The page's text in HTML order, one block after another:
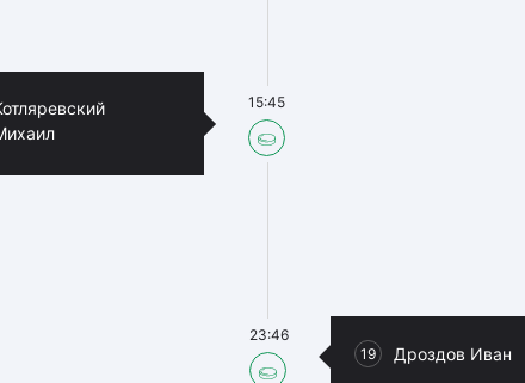
15:45
19 Дроздов Иван
23:46